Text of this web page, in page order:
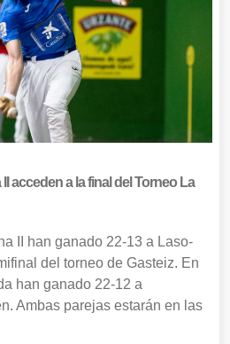
acceden a la final del Torneo La
II han ganado 22-13 a Laso-
del torneo de Gasteiz. En
han ganado 22-12 a
Ambas parejas estarán en las